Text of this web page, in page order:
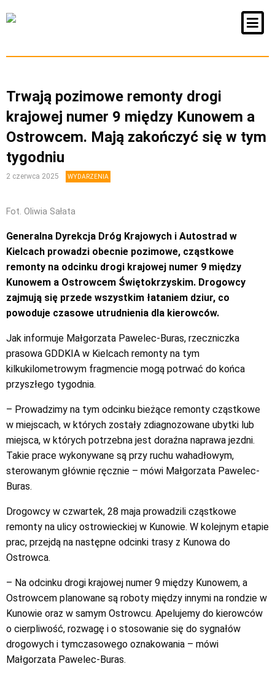
Trwają pozimowe remonty drogi
krajowej numer 9 między Kunowem a
Ostrowcem. Mają zakończyć się w tym
tygodniu
2 czerwca 2025 WYDARZENIA
Fot. Oliwia Sałata
Generalna Dyrekcja Dróg Krajowych i Autostrad w
Kielcach prowadzi obecnie pozimowe, cząstkowe
remonty na odcinku drogi krajowej numer 9 między
Kunowem a Ostrowcem Świętokrzyskim. Drogowcy
zajmują się przede wszystkim łataniem dziur, co
powoduje czasowe utrudnienia dla kierowców.
Jak informuje Małgorzata Pawelec-Buras, rzeczniczka
prasowa GDDKIA w Kielcach remonty na tym
kilkukilometrowym fragmencie mogą potrwać do końca
przyszłego tygodnia.
– Prowadzimy na tym odcinku bieżące remonty cząstkowe
w miejscach, w których zostały zdiagnozowane ubytki lub
miejsca, w których potrzebna jest doraźna naprawa jezdni.
Takie prace wykonywane są przy ruchu wahadłowym,
sterowanym głównie ręcznie – mówi Małgorzata Pawelec-
Buras.
Drogowcy w czwartek, 28 maja prowadzili cząstkowe
remonty na ulicy ostrowieckiej w Kunowie. W kolejnym etapie
prac, przejdą na następne odcinki trasy z Kunowa do
Ostrowca.
– Na odcinku drogi krajowej numer 9 między Kunowem, a
Ostrowcem planowane są roboty między innymi na rondzie w
Kunowie oraz w samym Ostrowcu. Apelujemy do kierowców
o cierpliwość, rozwagę i o stosowanie się do sygnałów
drogowych i tymczasowego oznakowania – mówi
Małgorzata Pawelec-Buras.